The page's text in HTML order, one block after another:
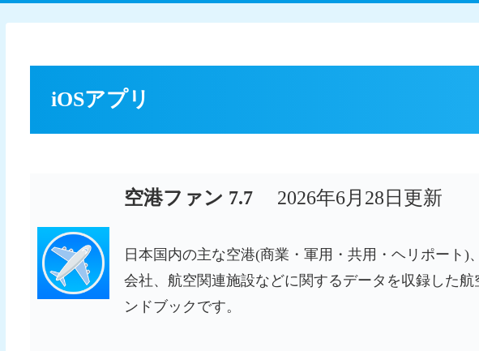
iOSアプリ
空港ファン 7.7 2026年6月28日更新
日本国内の主な空港(商業・軍用・共用・ヘリポート)
会社、航空関連施設などに関するデータを収録した航
ンドブックです。